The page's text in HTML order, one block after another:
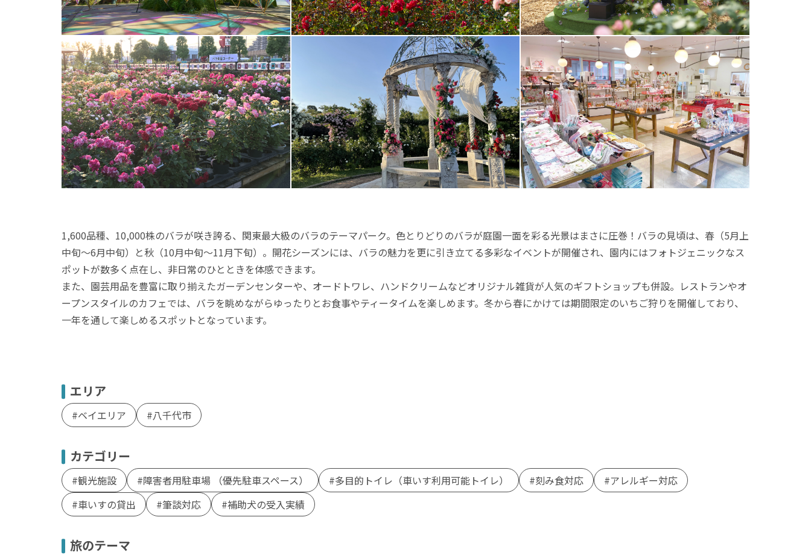
1,600品種、10,000株のバラが咲き誇る、関東最大級のバラのテーマパーク。色とりどりのバラが庭園一面を彩る光景はまさに圧巻！バラの見頃は、春（5月上
中旬～6月中旬）と秋（10月中旬～11月下旬）。開花シーズンには、バラの魅力を更に引き立てる多彩なイベントが開催され、園内にはフォトジェニックなス
ポットが数多く点在し、非日常のひとときを体感できます。
また、園芸用品を豊富に取り揃えたガーデンセンターや、オードトワレ、ハンドクリームなどオリジナル雑貨が人気のギフトショップも併設。レストランやオ
ープンスタイルのカフェでは、バラを眺めながらゆったりとお食事やティータイムを楽しめます。冬から春にかけては期間限定のいちご狩りを開催しており、
一年を通して楽しめるスポットとなっています。
エリア
ベイエリア 八千代市
カテゴリー
観光施設 障害者用駐車場 （優先駐車スペース） 多目的トイレ（車いす利用可能トイレ） 刻み食対応
アレルギー対応
車いすの貸出
筆談対応 補助犬の受入実績
旅のテーマ